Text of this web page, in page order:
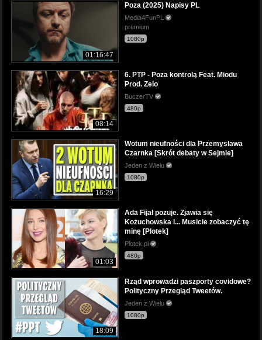
01:16:47
Poza (2025) Napisy PL
Media4FunPL
premium
1080p
08:14
6. PTP - Poza kontrolą Feat. Miodu
Prod. Zelo
BuczerTV
480p
16:29
Wotum nieufności dla Przemysława
Czarnka [Skrót debaty w Sejmie]
Jeden z Wielu
1080p
01:03
Ada Fijał pozuje. Zjawia się
Kożuchowska i... Musicie zobaczyć tę
minę [Plotek]
Plotek.pl
480p
18:09
Rząd wprowadzi paszporty covidowe?
Polityczny Przegląd Tweetów.
Jeden z Wielu
1080p